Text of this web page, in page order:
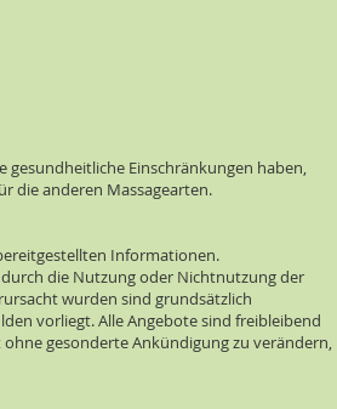
gesundheitliche Einschränkungen haben,
die anderen Massagearten.
Informationen.
die Nutzung oder Nichtnutzung der
wurden sind grundsätzlich
vorliegt. Alle Angebote sind freibleibend
gesonderte Ankündigung zu verändern,